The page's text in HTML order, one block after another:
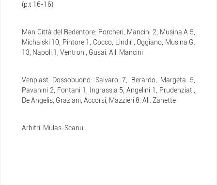
(p.t 16-16)
Man Città del Redentore: Porcheri, Mancini 2, Musina A 5,
Michalski 10, Pintore 1, Cocco, Lindiri, Oggiano, Musina G.
13, Napoli 1, Ventroni, Gusai. All. Mancini
Venplast Dossobuono: Salvaro 7, Berardo, Margeta 5,
Pavanini 2, Fontani 1, Ingrassia 5, Angelini 1, Prudenziati,
De Angelis, Graziani, Accorsi, Mazzieri 8. All. Zanette
Arbitri: Mulas-Scanu